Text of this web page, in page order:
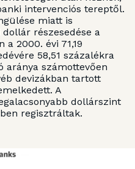
intervenciós tereptől.
miatt is
részesedése a
2000. évi 71,19
58,51 százalékra
aránya számottevően
devizákban tartott
A
dollárszint
regisztráltak.